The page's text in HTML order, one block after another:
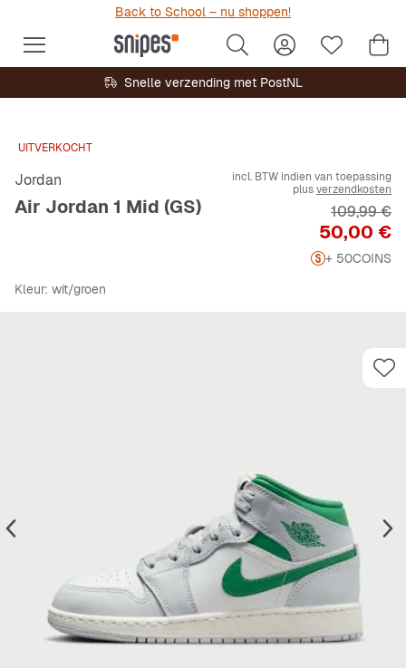
Back to School – nu shoppen!
Snelle verzending met PostNL
UITVERKOCHT
Jordan
Air Jordan 1 Mid (GS)
incl. BTW indien van toepassing
plusverzendkosten
Prijs
50,00 €
Originele
109,99 €
+ 50COINS
Kleur: wit/groen